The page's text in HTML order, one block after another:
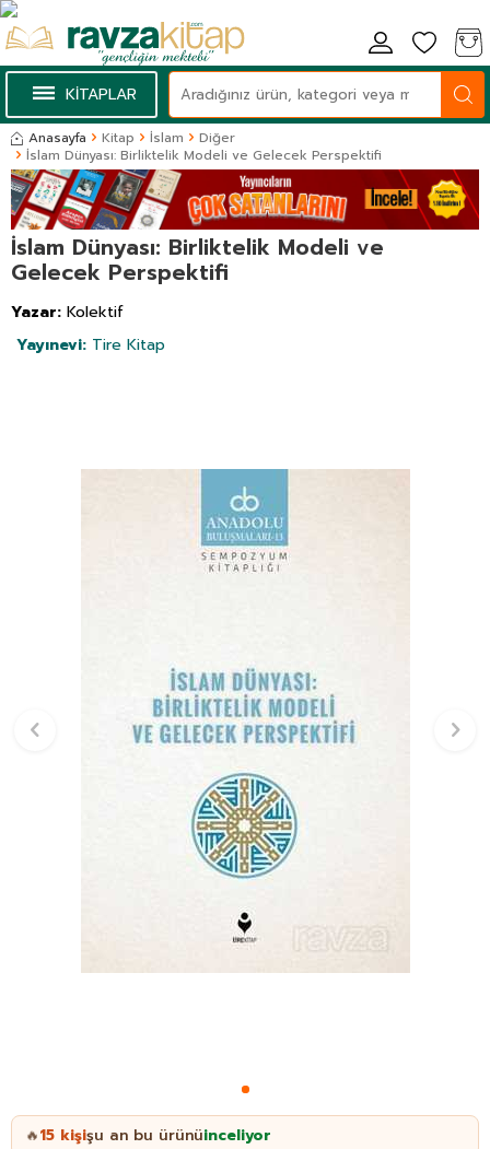
KİTAPLAR
Anasayfa Kitap İslam
Diğer
İslam Dünyası: Birliktelik Modeli ve Gelecek Perspektifi
İslam Dünyası: Birliktelik Modeli ve
Gelecek Perspektifi
Yazar: Kolektif
Yayınevi: Tire Kitap
🔥15 kişişu an bu ürünüinceliyor